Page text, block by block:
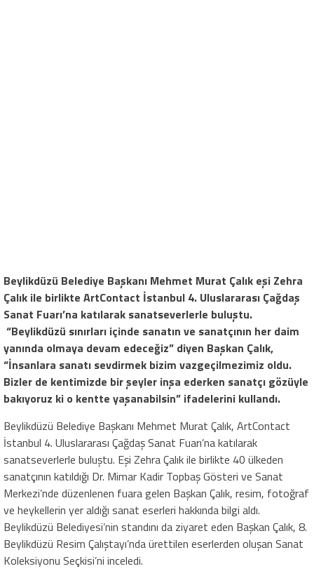
Beylikdüzü Belediye Başkanı Mehmet Murat Çalık eşi Zehra
Çalık ile birlikte ArtContact İstanbul 4. Uluslararası Çağdaş
Sanat Fuarı’na katılarak sanatseverlerle buluştu.
“Beylikdüzü sınırları içinde sanatın ve sanatçının her daim
yanında olmaya devam edeceğiz” diyen Başkan Çalık,
“İnsanlara sanatı sevdirmek bizim vazgeçilmezimiz oldu.
Bizler de kentimizde bir şeyler inşa ederken sanatçı gözüyle
bakıyoruz ki o kentte yaşanabilsin” ifadelerini kullandı.
Beylikdüzü Belediye Başkanı Mehmet Murat Çalık, ArtContact
İstanbul 4. Uluslararası Çağdaş Sanat Fuarı’na katılarak
sanatseverlerle buluştu. Eşi Zehra Çalık ile birlikte 40 ülkeden
sanatçının katıldığı Dr. Mimar Kadir Topbaş Gösteri ve Sanat
Merkezi’nde düzenlenen fuara gelen Başkan Çalık, resim, fotoğraf
ve heykellerin yer aldığı sanat eserleri hakkında bilgi aldı.
Beylikdüzü Belediyesi’nin standını da ziyaret eden Başkan Çalık, 8.
Beylikdüzü Resim Çalıştayı’nda ürettilen eserlerden oluşan Sanat
Koleksiyonu Seçkisi’ni inceledi.